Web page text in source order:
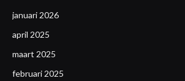
januari 2026
april 2025
maart 2025
februari 2025